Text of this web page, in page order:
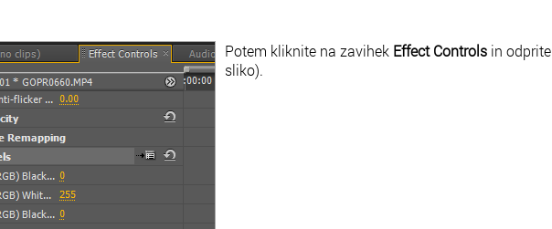
Potem kliknite na zavihek Effect Controls in odprite
sliko).